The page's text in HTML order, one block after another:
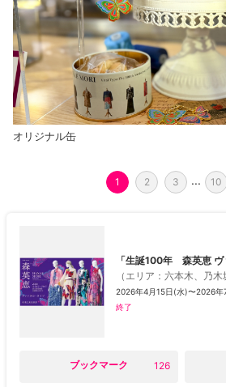
オリジナル缶
1 2 3 ... 10
「生誕100年 森英恵 ヴ
（ エリア ：六本木、乃木
2026年4月15日(水)〜2026年
終了
ブックマーク 126